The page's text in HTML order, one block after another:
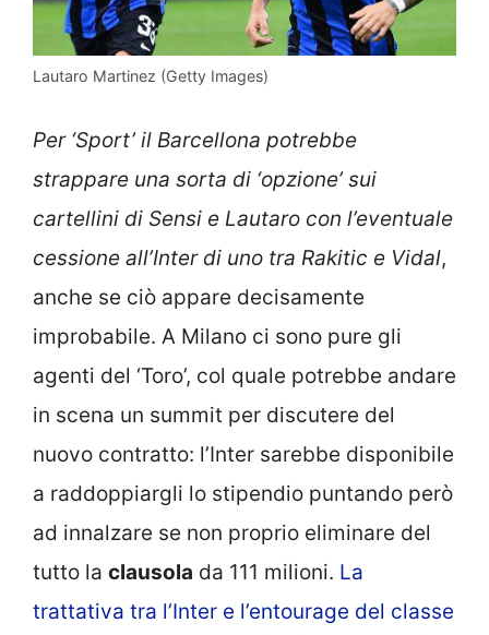
Lautaro Martinez (Getty Images)
Per ‘Sport’ il Barcellona potrebbe
strappare una sorta di ‘opzione’ sui
cartellini di Sensi e Lautaro con l’eventuale
cessione all’Inter di uno tra Rakitic e Vidal,
anche se ciò appare decisamente
improbabile. A Milano ci sono pure gli
agenti del ‘Toro’, col quale potrebbe andare
in scena un summit per discutere del
nuovo contratto: l’Inter sarebbe disponibile
a raddoppiargli lo stipendio puntando però
ad innalzare se non proprio eliminare del
tutto la clausola da 111 milioni. La
trattativa tra l’Inter e l’entourage del classe